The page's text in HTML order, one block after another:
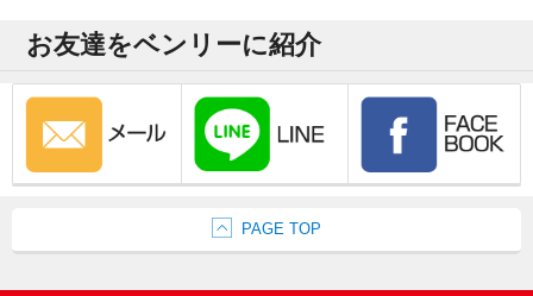
お友達をベンリーに紹介
PAGE TOP